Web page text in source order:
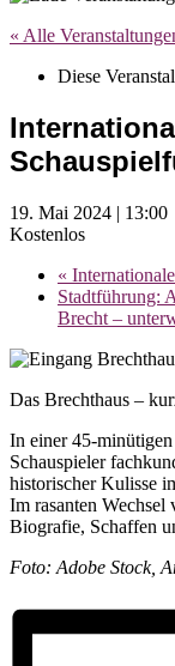
« Alle
Diese
19. Mai 2024 | 13:00
Kostenlos
«
Stadtführung:
Brecht –
Das Brechthaus –
In einer 45-
Schauspieler
historischer Kulisse
Im rasanten
Biografie, Schaffen
Foto: Adobe Stock,